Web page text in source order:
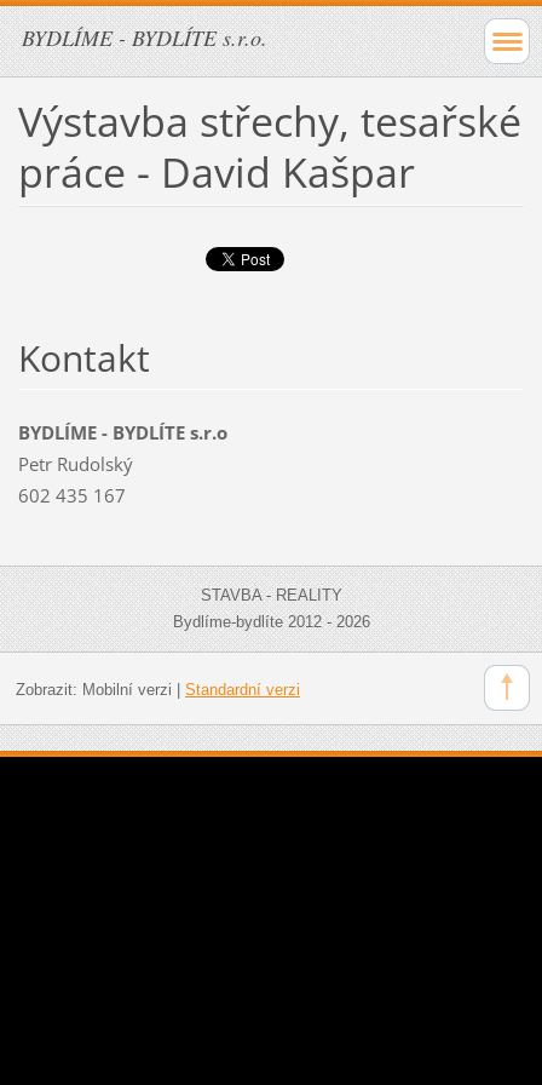
BYDLÍME - BYDLÍTE s.r.o.
Výstavba střechy, tesařské
práce - David Kašpar
Kontakt
BYDLÍME - BYDLÍTE s.r.o
Petr Rudolský
602 435 167
STAVBA - REALITY
Bydlíme-bydlíte 2012 - 2026
Zobrazit: Mobilní verzi | Standardní verzi